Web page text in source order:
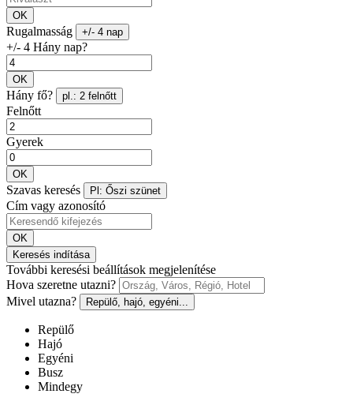
OK
Rugalmasság +/- 4 nap
+/- 4 Hány nap?
OK
Hány fő? pl.: 2 felnőtt
Felnőtt
Gyerek
OK
Szavas keresés Pl: Őszi szünet
Cím vagy azonosító
OK
Keresés indítása
További keresési beállítások megjelenítése
Hova szeretne utazni?
Mivel utazna?
Repülő, hajó, egyéni...
Repülő
Hajó
Egyéni
Busz
Mindegy